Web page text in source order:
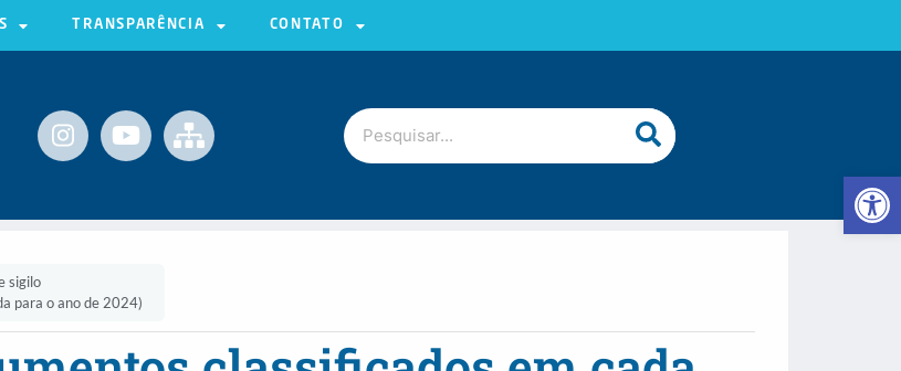
Abrir
TRANSPARÊNCIA CONTATO
sigilo
para o ano de 2024)